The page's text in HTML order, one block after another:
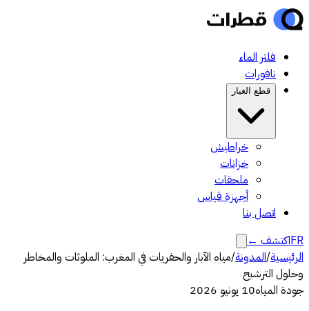
فلتر الماء
نافورات
قطع الغيار
خراطيش
خزانات
ملحقات
أجهزة قياس
اتصل بنا
FRاكتشف←
الرئيسية/المدونة/مياه الآبار والحفريات في المغرب: الملوثات والمخاطر
وحلول الترشيح
جودة المياه10 يونيو 2026